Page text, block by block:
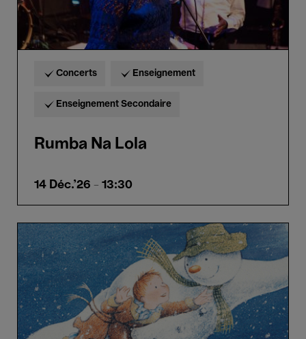
Concerts Enseignement
Enseignement Secondaire
Rumba Na Lola
14 Déc.'26 - 13:30
Le
Bonhomme
de
Neige